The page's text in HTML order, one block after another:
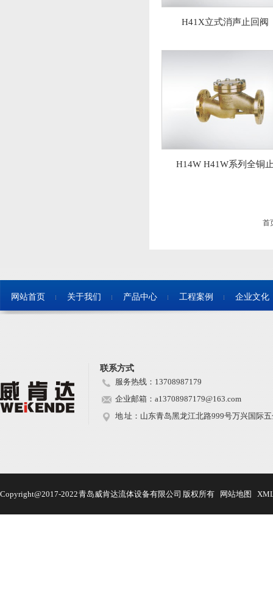
H41X立式消声止回阀
H14W H41W系列全铜
首
网站首页 关于我们 产品中心 工程案例 企业文化
联系方式
服务热线：13708987179
企业邮箱：a13708987179@163.com
地 址：山东青岛黑龙江北路999号万兴国际
Copyright@2017-2022 青岛威肯达流体设备有限公司 版权所有 网站地图